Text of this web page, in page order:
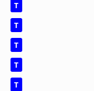
T
T
T
T
T